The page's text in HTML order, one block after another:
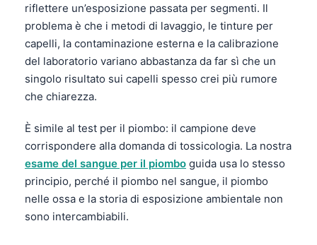
riflettere un’esposizione passata per segmenti. Il
problema è che i metodi di lavaggio, le tinture per
capelli, la contaminazione esterna e la calibrazione
del laboratorio variano abbastanza da far sì che un
singolo risultato sui capelli spesso crei più rumore
che chiarezza.
È simile al test per il piombo: il campione deve
corrispondere alla domanda di tossicologia. La nostra
esame del sangue per il piombo guida usa lo stesso
principio, perché il piombo nel sangue, il piombo
nelle ossa e la storia di esposizione ambientale non
sono intercambiabili.
मराठी
తెలుగు
தமிழ்
ગુજરાતી
ಕನ್ನಡ
Bahasa Melayu
Tiếng Việt
Tagalog
ไทย